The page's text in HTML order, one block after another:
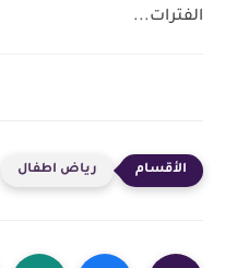
الفترات...
رياض اطفال